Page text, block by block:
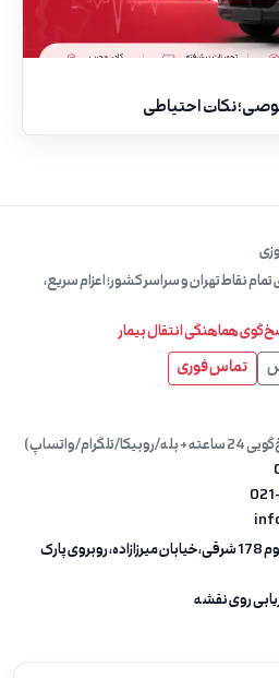
نکات احتیاطی
نقاط تهران و سراسر کشور؛ اعزام سریع،
هماهنگی انتقال بیمار
تماس فوری
تلگرام/واتساپ)
تهرانپارس، بین دوم و سوم 178 شرقی، خیابان میرزازاده، روبروی پارک
روی نقشه